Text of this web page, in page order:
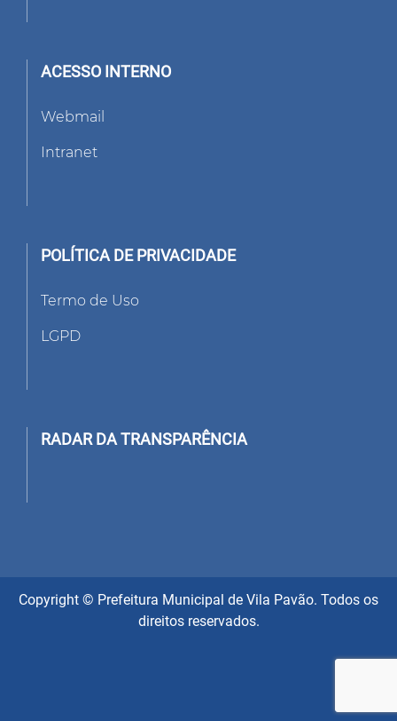
ACESSO INTERNO
Webmail
Intranet
POLÍTICA DE PRIVACIDADE
Termo de Uso
LGPD
RADAR DA TRANSPARÊNCIA
Copyright © Prefeitura Municipal de Vila Pavão. Todos os
direitos reservados.